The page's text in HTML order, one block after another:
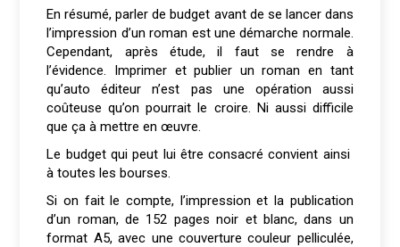
En résumé, parler de budget avant de se lancer dans
l’impression d’un roman est une démarche normale.
Cependant, après étude, il faut se rendre à
l’évidence. Imprimer et publier un roman en tant
qu’auto éditeur n’est pas une opération aussi
coûteuse qu’on pourrait le croire. Ni aussi difficile
que ça à mettre en œuvre.
Le budget qui peut lui être consacré convient ainsi
à toutes les bourses.
Si on fait le compte, l’impression et la publication
d’un roman, de 152 pages noir et blanc, dans un
format A5, avec une couverture couleur pelliculée,